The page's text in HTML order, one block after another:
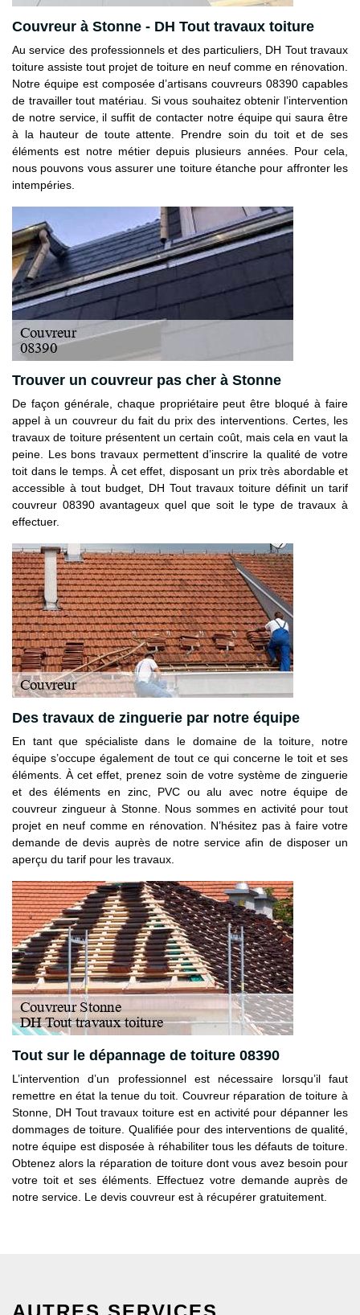
Couvreur à Stonne - DH Tout travaux toiture
Au service des professionnels et des particuliers, DH Tout travaux
toiture assiste tout projet de toiture en neuf comme en rénovation.
Notre équipe est composée d’artisans couvreurs 08390 capables
de travailler tout matériau. Si vous souhaitez obtenir l’intervention
de notre service, il suffit de contacter notre équipe qui saura être
à la hauteur de toute attente. Prendre soin du toit et de ses
éléments est notre métier depuis plusieurs années. Pour cela,
nous pouvons vous assurer une toiture étanche pour affronter les
intempéries.
Trouver un couvreur pas cher à Stonne
De façon générale, chaque propriétaire peut être bloqué à faire
appel à un couvreur du fait du prix des interventions. Certes, les
travaux de toiture présentent un certain coût, mais cela en vaut la
peine. Les bons travaux permettent d’inscrire la qualité de votre
toit dans le temps. À cet effet, disposant un prix très abordable et
accessible à tout budget, DH Tout travaux toiture définit un tarif
couvreur 08390 avantageux quel que soit le type de travaux à
effectuer.
Des travaux de zinguerie par notre équipe
En tant que spécialiste dans le domaine de la toiture, notre
équipe s’occupe également de tout ce qui concerne le toit et ses
éléments. À cet effet, prenez soin de votre système de zinguerie
et des éléments en zinc, PVC ou alu avec notre équipe de
couvreur zingueur à Stonne. Nous sommes en activité pour tout
projet en neuf comme en rénovation. N’hésitez pas à faire votre
demande de devis auprès de notre service afin de disposer un
aperçu du tarif pour les travaux.
Tout sur le dépannage de toiture 08390
L’intervention d’un professionnel est nécessaire lorsqu’il faut
remettre en état la tenue du toit. Couvreur réparation de toiture à
Stonne, DH Tout travaux toiture est en activité pour dépanner les
dommages de toiture. Qualifiée pour des interventions de qualité,
notre équipe est disposée à réhabiliter tous les défauts de toiture.
Obtenez alors la réparation de toiture dont vous avez besoin pour
votre toit et ses éléments. Effectuez votre demande auprès de
notre service. Le devis couvreur est à récupérer gratuitement.